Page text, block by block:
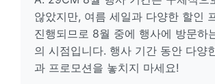
않았지만, 여름 세일과 다양한 할인
진행되므로 8월 중에 행사에 방문하
의 시점입니다. 행사 기간 동안 다양
과 프로모션을 놓치지 마세요!